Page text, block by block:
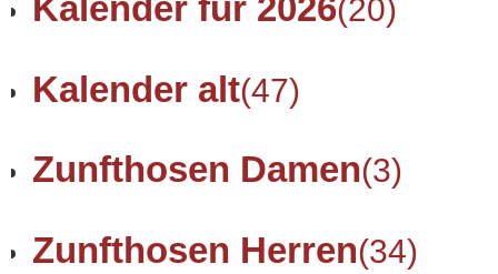
(20)
Kalender alt(47)
Zunfthosen Damen(3)
Zunfthosen Herren(34)